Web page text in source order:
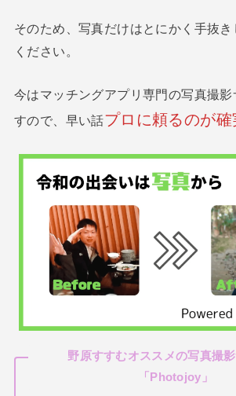
そのため、写真だけはとにかく手抜
ください。
今はマッチングアプリ専門の写真撮影
すので、早い話プロに頼るのが確
野原すすむオススメの写真撮
「 Photojoy 」